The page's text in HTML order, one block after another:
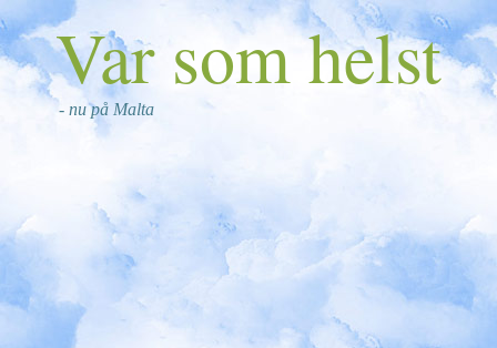
Var som helst
- nu på Malta